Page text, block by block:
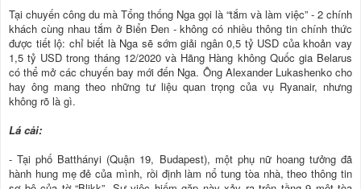
Tại chuyến công du mà Tổng thống Nga gọi là “tắm và làm việc” - 2 chính
khách cùng nhau tắm ở Biển Đen - không có nhiều thông tin chính thức
được tiết lộ: chỉ biết là Nga sẽ sớm giải ngân 0,5 tỷ USD của khoản vay
1,5 tỷ USD trong tháng 12/2020 và Hãng Hàng không Quốc gia Belarus
có thể mở các chuyến bay mới đến Nga. Ông Alexander Lukashenko cho
hay ông mang theo những tư liệu quan trọng của vụ Ryanair, nhưng
không rõ là gì.
Lá cải:
- Tại phố Batthányi (Quận 19, Budapest), một phụ nữ hoang tưởng đã
hành hung mẹ đẻ của mình, rồi định làm nổ tung tòa nhà, theo thông tin